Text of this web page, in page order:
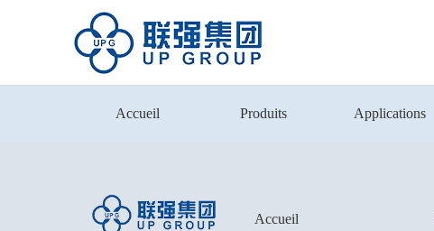
Accueil Produits Applications
Accueil